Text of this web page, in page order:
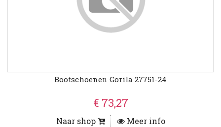
Bootschoenen Gorila 27751-24
€ 73,27
Naar shop Meer info